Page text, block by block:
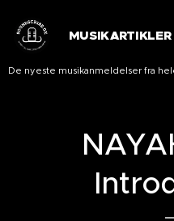
MUSIKARTIKLER
De nyeste musikanmeldelser fra